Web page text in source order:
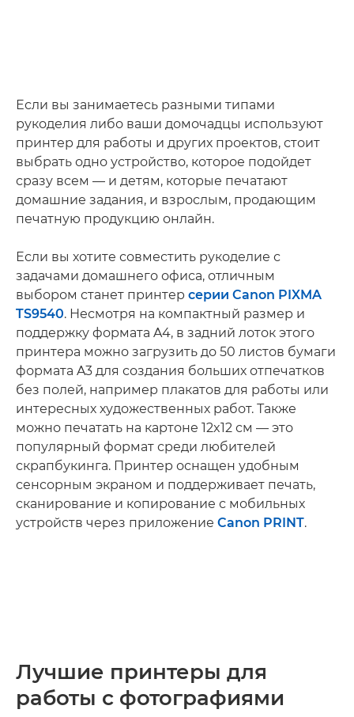
Если вы занимаетесь разными типами
рукоделия либо ваши домочадцы используют
принтер для работы и других проектов, стоит
выбрать одно устройство, которое подойдет
сразу всем — и детям, которые печатают
домашние задания, и взрослым, продающим
печатную продукцию онлайн.
Если вы хотите совместить рукоделие с
задачами домашнего офиса, отличным
выбором станет принтер серии Canon PIXMA
TS9540. Несмотря на компактный размер и
поддержку формата A4, в задний лоток этого
принтера можно загрузить до 50 листов бумаги
формата A3 для создания больших отпечатков
без полей, например плакатов для работы или
интересных художественных работ. Также
можно печатать на картоне 12x12 см — это
популярный формат среди любителей
скрапбукинга. Принтер оснащен удобным
сенсорным экраном и поддерживает печать,
сканирование и копирование с мобильных
устройств через приложение Canon PRINT.
Лучшие принтеры для
работы с фотографиями